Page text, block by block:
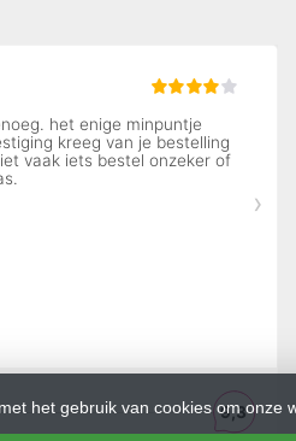
het gebruik van cookies om onze